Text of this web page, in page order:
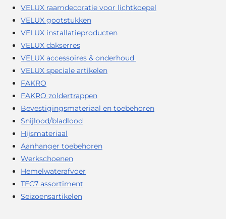
VELUX raamdecoratie voor lichtkoepel
VELUX gootstukken
VELUX installatieproducten
VELUX dakserres
VELUX accessoires & onderhoud
VELUX speciale artikelen
FAKRO
FAKRO zoldertrappen
Bevestigingsmateriaal en toebehoren
Snijlood/bladlood
Hijsmateriaal
Aanhanger toebehoren
Werkschoenen
Hemelwaterafvoer
TEC7 assortiment
Seizoensartikelen